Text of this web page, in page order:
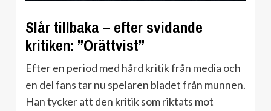
Slår tillbaka – efter svidande
kritiken: ”Orättvist”
Efter en period med hård kritik från media och
en del fans tar nu spelaren bladet från munnen.
Han tycker att den kritik som riktats mot